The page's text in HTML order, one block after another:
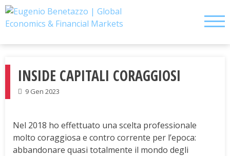
Skip
to
INSIDE CAPITALI CORAGGIOSI
9 Gen 2023
Nel 2018 ho effettuato una scelta professionale
molto coraggiosa e contro corrente per l’epoca:
abbandonare quasi totalmente il mondo degli